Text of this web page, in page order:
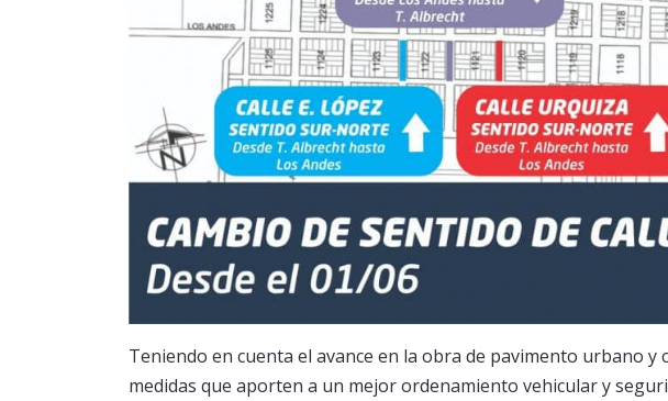
Teniendo en cuenta el avance en la obra de pavimento urbano y
medidas que aporten a un mejor ordenamiento vehicular y